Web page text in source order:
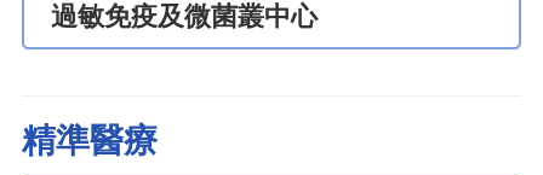
過敏免疫及微菌叢中心
精準醫療